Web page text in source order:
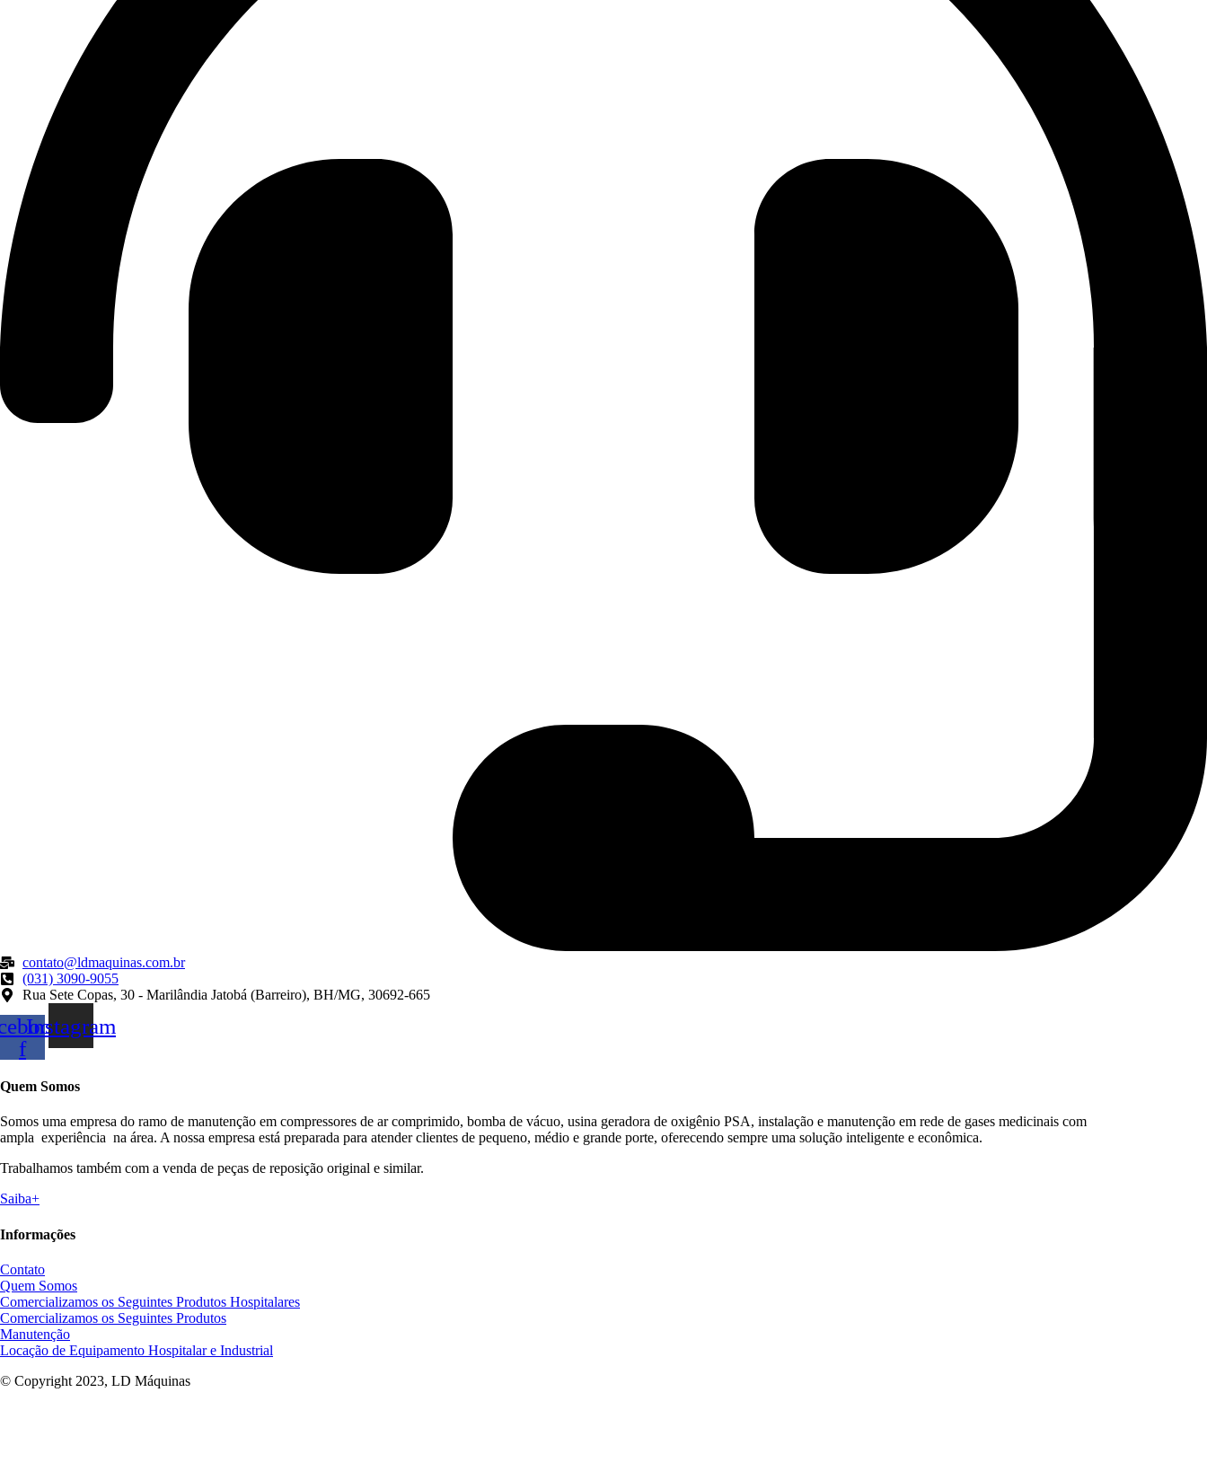
contato@ldmaquinas.com.br
(031) 3090-9055
Rua Sete Copas, 30 - Marilândia Jatobá (Barreiro), BH/MG, 30692-665
f
Instagram
Quem Somos
Somos uma empresa do ramo de manutenção em compressores de ar comprimido, bomba de vácuo, usina geradora de oxigênio PSA, instalação e manutenção em rede de gases medicinais com
ampla experiência na área. A nossa empresa está preparada para atender clientes de pequeno, médio e grande porte, oferecendo sempre uma solução inteligente e econômica.
Trabalhamos também com a venda de peças de reposição original e similar.
Saiba+
Informações
Contato
Quem Somos
Comercializamos os Seguintes Produtos Hospitalares
Comercializamos os Seguintes Produtos
Manutenção
Locação de Equipamento Hospitalar e Industrial
© Copyright 2023, LD Máquinas